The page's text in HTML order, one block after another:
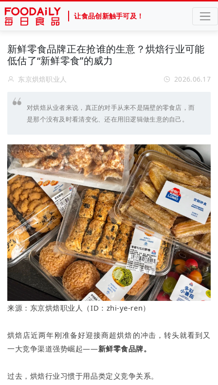
让食品创新触手可及！
新鲜零食品牌正在抢谁的生意？烘焙行业可能
低估了“新鲜零食”的威力
东京烘焙职业人 2026.06.17
对烘焙从业者来说，真正的对手从来不是隔壁的零食店，而
是那个没有及时看清变化、还在用旧逻辑做生意的自己。
来源：东京烘焙职业人（ID：zhi-ye-ren）
烘焙店近两年刚准备好迎接商超烘焙的冲击，转头就看到又
一大竞争渠道强势崛起——新鲜零食品牌。
过去，烘焙行业习惯于用品类定义竞争关系。